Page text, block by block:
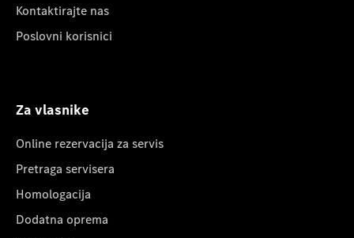
Kontaktirajte nas
Poslovni korisnici
Za vlasnike
Online rezervacija za servis
Pretraga servisera
Homologacija
Dodatna oprema